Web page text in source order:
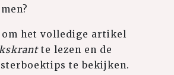
om het volledige artikel
te lezen en de
te bekijken.